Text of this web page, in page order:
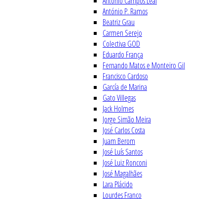
António P. Ramos
Beatriz Grau
Carmen Serejo
Colectiva GOD
Eduardo França
Fernando Matos e Monteiro Gil
Francisco Cardoso
García de Marina
Gato Villegas
Jack Holmes
Jorge Simão Meira
José Carlos Costa
Juam Berom
José Luís Santos
José Luiz Ronconi
José Magalhães
Lara Plácido
Lourdes Franco